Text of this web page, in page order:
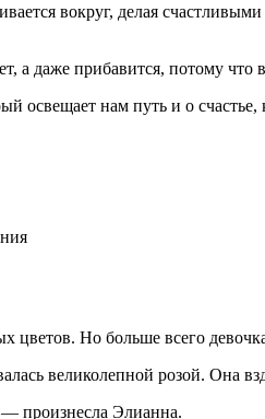
вокруг, делая
а даже прибавится, потому что
освещает нам путь и о
Но больше всего
великолепной розой. Она
произнесла Элианна.